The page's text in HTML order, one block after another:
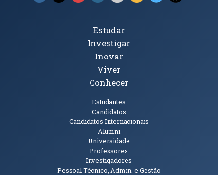
Tópicos Principais
Estudar
Investigar
Inovar
Viver
Conhecer
Estudantes
Candidatos
Candidatos Internacionais
Alumni
Universidade
Professores
Investigadores
Pessoal Técnico, Admin. e Gestão